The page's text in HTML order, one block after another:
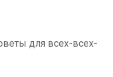
для всех-всех-